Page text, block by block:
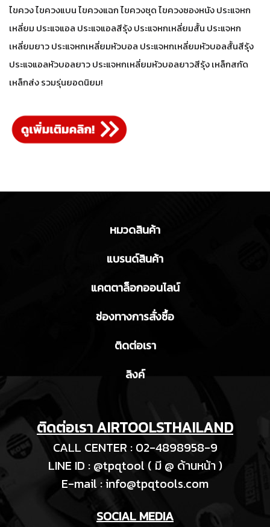
ไขควง ไขควงแบน ไขควงแฉก ไขควงชุด ไขควงซองหนัง ประแจหก
เหลี่ยม ประแจแอล ประแจแอลสีรุ้ง ประแจหกเหลี่ยมสั้น ประแจหก
เหลี่ยมยาว ประแจหกเหลี่ยมหัวบอล ประแจหกเหลี่ยมหัวบอลสั้นสีรุ้ง
ประแจแอลหัวบอลยาว ประแจหกเหลี่ยมหัวบอลยาวสีรุ้ง เหล็กสกัด
เหล็กส่ง รวมรุ่นยอดนิยม!
หมวดสินค้า
แบรนด์สินค้า
แคตตาล็อกออนไลน์
ช่องทางการสั่งซื้อ
ติดต่อเรา
ลิงค์
ติดต่อเรา AIRTOOLSTHAILAND
CALL CENTER : 02-4898958-9
LINE ID : @tpqtool ( มี @ ด้านหน้า )
E-mail :info@tpqtools.com
SOCIAL MEDIA